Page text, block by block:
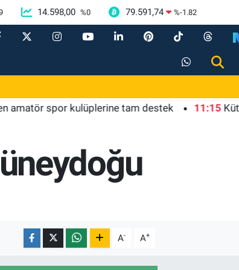
14.598,00 %0 79.591,74 %-1.82
spor kulüplerine tam destek 11:15
A- A+